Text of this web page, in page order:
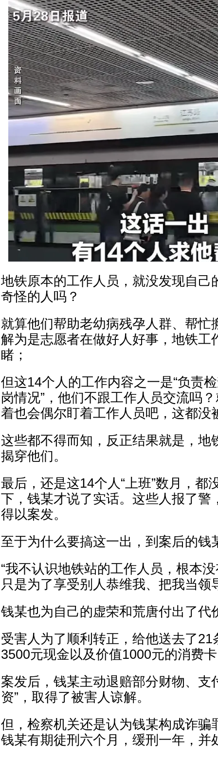
地铁原本的工作人员，就没发现自己
奇怪的人吗？
就算他们帮助老幼病残孕人群、帮忙
解为是志愿者在做好人好事，地铁工
睹；
但这14个人的工作内容之一是“负责
岗情况”，他们不跟工作人员交流吗
着也会偶尔盯着工作人员吧，这都没
这些都不得而知，反正结果就是，地
揭穿他们。
最后，还是这14个人“上班”数月，都
下，钱某才说了实话。这些人报了警
得以案发。
至于为什么要搞这一出，到案后的钱
“我不认识地铁站的工作人员，根本
只是为了享受别人恭维我、把我当领
钱某也为自己的虚荣和荒唐付出了代
受害人为了顺利转正，给他送去了
3500元现金以及价值1000元的消费
案发后，钱某主动退赔部分财物、支
资”，取得了被害人谅解。
但，检察机关还是认为钱某构成诈骗
钱某有期徒刑六个月，缓刑一年，并